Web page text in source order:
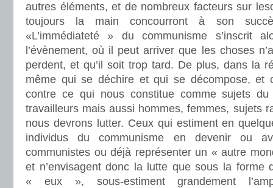
autres éléments, et de nombreux facteurs sur
toujours la main concourront à son
«L’immédiateté » du communisme s’inscrit
l’évènement, où il peut arriver que les choses
perdent, et qu’il soit trop tard. De plus, dans la
même qui se déchire et qui se décompose, et
contre ce qui nous constitue comme sujets du
travailleurs mais aussi hommes, femmes, sujets
nous devrons lutter. Ceux qui estiment en
individus du communisme en devenir ou
communistes ou déjà représenter un « autre
et n’envisagent donc la lutte que sous la forme
« eux », sous-estiment grandement